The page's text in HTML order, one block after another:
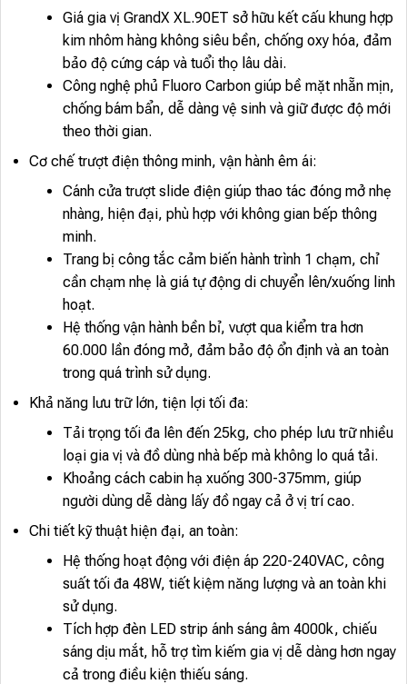
Giá gia vị GrandX XL.90ET sở hữu kết cấu khung hợp
kim nhôm hàng không siêu bền, chống oxy hóa, đảm
bảo độ cứng cáp và tuổi thọ lâu dài.
Công nghệ phủ Fluoro Carbon giúp bề mặt nhẵn mịn,
chống bám bẩn, dễ dàng vệ sinh và giữ được độ mới
theo thời gian.
Cơ chế trượt điện thông minh, vận hành êm ái:
Cánh cửa trượt slide điện giúp thao tác đóng mở nhẹ
nhàng, hiện đại, phù hợp với không gian bếp thông
minh.
Trang bị công tắc cảm biến hành trình 1 chạm, chỉ
cần chạm nhẹ là giá tự động di chuyển lên/xuống linh
hoạt.
Hệ thống vận hành bền bỉ, vượt qua kiểm tra hơn
60.000 lần đóng mở, đảm bảo độ ổn định và an toàn
trong quá trình sử dụng.
Khả năng lưu trữ lớn, tiện lợi tối đa:
Tải trọng tối đa lên đến 25kg, cho phép lưu trữ nhiều
loại gia vị và đồ dùng nhà bếp mà không lo quá tải.
Khoảng cách cabin hạ xuống 300-375mm, giúp
người dùng dễ dàng lấy đồ ngay cả ở vị trí cao.
Chi tiết kỹ thuật hiện đại, an toàn:
Hệ thống hoạt động với điện áp 220-240VAC, công
suất tối đa 48W, tiết kiệm năng lượng và an toàn khi
sử dụng.
Tích hợp đèn LED strip ánh sáng âm 4000k, chiếu
sáng dịu mắt, hỗ trợ tìm kiếm gia vị dễ dàng hơn ngay
cả trong điều kiện thiếu sáng.